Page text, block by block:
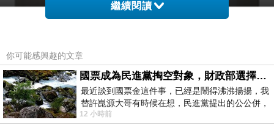
繼續閱讀
你可能感興趣的文章
國票成為民進黨掏空對象，財政部選擇性失憶
最近談到國票金這件事，已經是鬧得沸沸揚揚，我
替許崑源大哥有時候在想，民進黨提出的公公併，
其實就是想要國庫通黨庫，鬧出最大的醜
12 小時前